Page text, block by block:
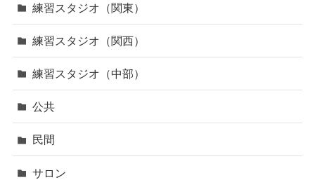
練習スタジオ（関東）
練習スタジオ（関西）
練習スタジオ（中部）
公共
民間
サロン